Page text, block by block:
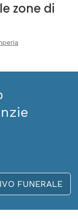
zone di
FUNERALE